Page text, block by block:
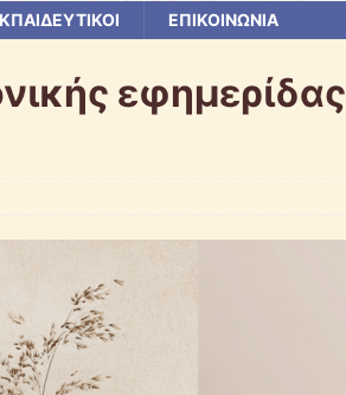
ΕΠΙΚΟΙΝΩΝΙΑ
εφημερίδας